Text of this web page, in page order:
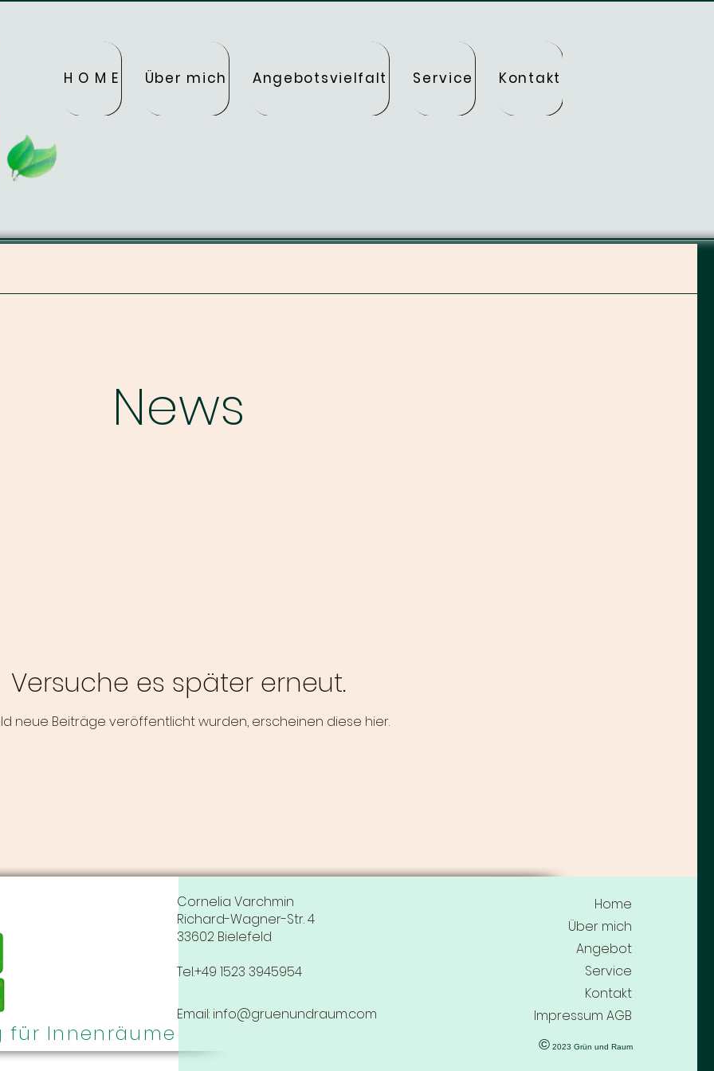
H O M E Über mich Angebotsvielfalt Service Kontakt
News
Versuche es später erneut.
neue Beiträge veröffentlicht wurden, erscheinen diese hier.
für Innenräume
Cornelia Varchmin
Richard-Wagner-Str. 4
33602 Bielefeld
Tel.+49 1523 3945954
Email: info@gruenundraum.com
Home
Über mich
Angebot
Service
Kontakt
Impressum AGB
©2023 Grün und Raum